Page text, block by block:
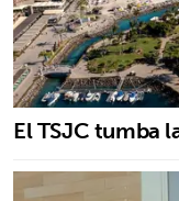
El TSJC tumba